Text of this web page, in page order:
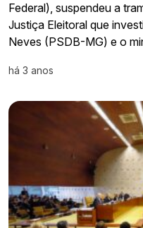
Federal), suspendeu a
Justiça Eleitoral que
Neves (PSDB-MG) e o
há 3 anos